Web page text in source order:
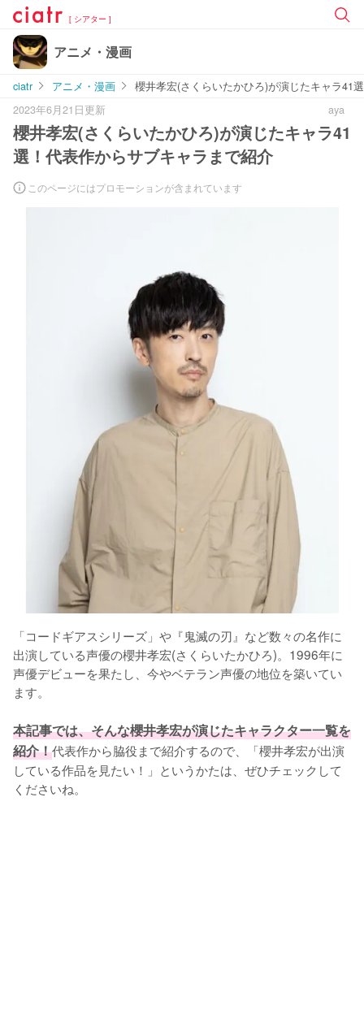
[ シアター ]
アニメ・漫画
ciatr アニメ・漫画
櫻井孝宏(さくらいたかひろ)が演じたキャラ41
2023年6月21日更新
aya
櫻井孝宏(さくらいたかひろ)が演じたキャラ41
選！代表作からサブキャラまで紹介
このページにはプロモーションが含まれています
「コードギアスシリーズ」や『鬼滅の刃』など数々の名作に
出演している声優の櫻井孝宏(さくらいたかひろ)。1996年に
声優デビューを果たし、今やベテラン声優の地位を築いてい
ます。
本記事では、そんな櫻井孝宏が演じたキャラクター一覧を
紹介！代表作から脇役まで紹介するので、「櫻井孝宏が出演
している作品を見たい！」というかたは、ぜひチェックして
くださいね。